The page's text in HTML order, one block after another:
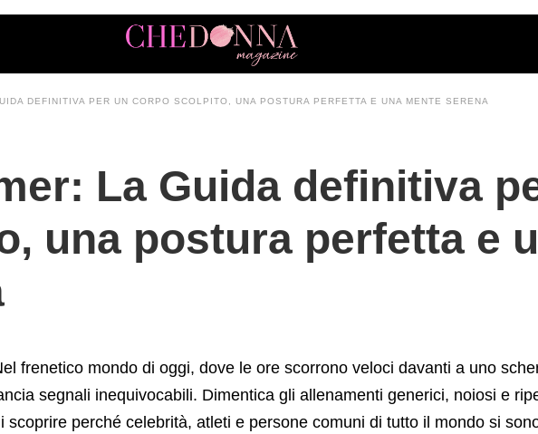
DEFINITIVA PER UN CORPO SCOLPITO, UNA POSTURA PERFETTA E UNA MENTE SERENA
La Guida definitiva
una postura perfetta e
frenetico mondo di oggi, dove le ore scorrono veloci davanti a uno
segnali inequivocabili. Dimentica gli allenamenti generici, noiosi e
scoprire perché celebrità, atleti e persone comuni di tutto il mondo si